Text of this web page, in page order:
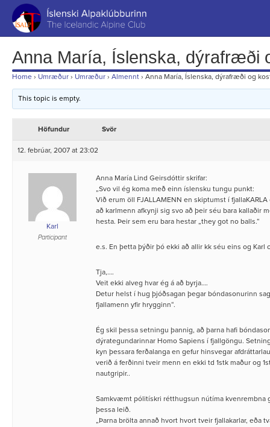
Fara
að
efni
Anna María, Íslenska, dýrafræði
Home › Umræður › Umræður › Almennt › Anna María, Íslenska, dýrafræði og
This topic is empty.
Höfundur Svör
12. febrúar, 2007 at 23:02
Karl
Participant
Anna María Lind Geirsdóttir skrifar:
„Svo vil ég koma með einn íslensku tungu punkt:
Við erum öll FJALLAMENN en skiptumst í fjallaKARLA
að karlmenn afkynji sig svo að þeir séu bara kallaðir
hesta. Þeir sem eru bara hestar „they got no balls.“
e.s. En þetta þýðir þó ekki að allir kk séu eins og Karl
Tja,….
Veit ekki alveg hvar ég á að byrja….
Detur helst í hug þjóðsagan þegar bóndasonurinn
fjallamenn yfir hrygginn“.
Ég skil þessa setningu þannig, að þarna hafi
dýrategundarinnar Homo Sapiens í fjallgöngu.
kyn þessara ferðalanga en gefur hinsvegar
verið á ferðinni tveir menn en ekki td 1stk maður og
nautgripir..
Samkvæmt pólitískri rétthugsun nútíma kvenrembna
þessa leið.
„Þarna brölta annað hvort hvort tveir fjallakarlar, eða